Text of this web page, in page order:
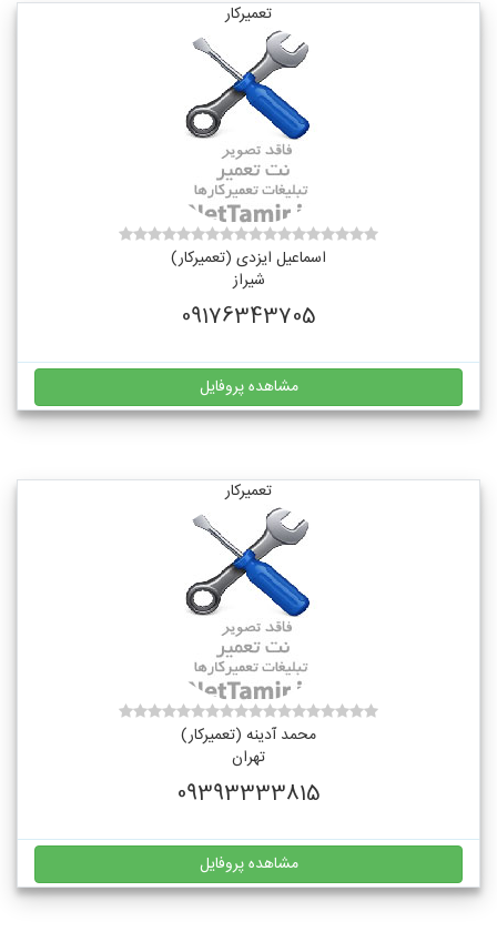
تعمیرکار
اسماعیل ایزدی (تعمیرکار)
شیراز
09176343705
مشاهده پروفایل
تعمیرکار
محمد آدینه (تعمیرکار)
تهران
09393333815
مشاهده پروفایل